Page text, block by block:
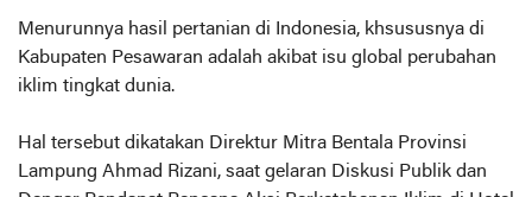
Menurunnya hasil pertanian di Indonesia, khsususnya di
Kabupaten Pesawaran adalah akibat isu global perubahan
iklim tingkat dunia.
Hal tersebut dikatakan Direktur Mitra Bentala Provinsi
Lampung Ahmad Rizani, saat gelaran Diskusi Publik dan